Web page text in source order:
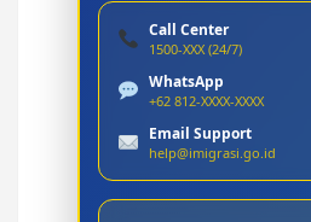
Call Center
1500-XXX (24/7)
WhatsApp
+62 812-XXXX-XXXX
Email Support
help@imigrasi.go.id